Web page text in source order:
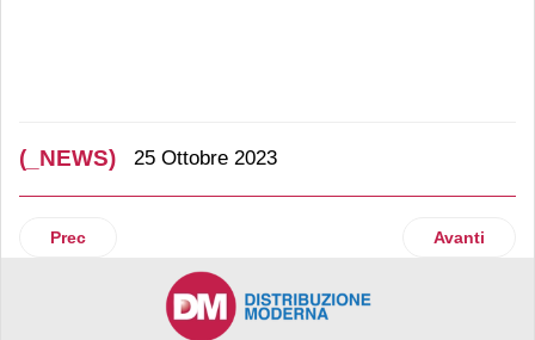
(_NEWS) 25 Ottobre 2023
Articolo precedente: Rana lancia la limited edition gourmet
Prec Articolo
Avanti